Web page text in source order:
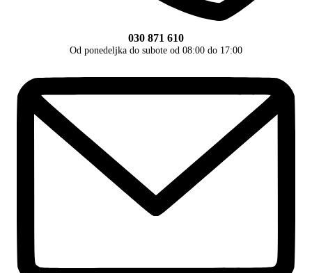
030 871 610
Od ponedeljka do subote od 08:00 do 17:00